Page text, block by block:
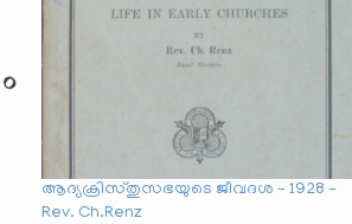
ആദ്യക്രിസ്തുസഭയുടെ ജീവദശ – 1928 –
Rev. Ch.Renz